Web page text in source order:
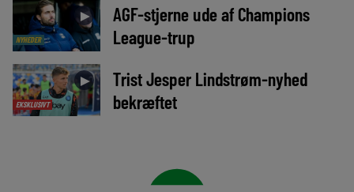
NYHEDER
►
AGF-stjerne ude af Champions
League-trup
EKSKLUSIVT
►
Trist Jesper Lindstrøm-nyhed
bekræftet